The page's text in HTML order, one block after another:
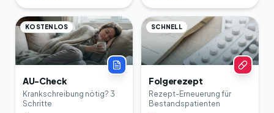
KOSTENLOS
AU-Check
Krankschreibung nötig? 3
Schritte
SCHNELL
Folgerezept
Rezept-Erneuerung für
Bestandspatienten